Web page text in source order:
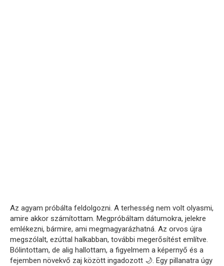
Az agyam próbálta feldolgozni. A terhesség nem volt olyasmi,
amire akkor számítottam. Megpróbáltam dátumokra, jelekre
emlékezni, bármire, ami megmagyarázhatná. Az orvos újra
megszólalt, ezúttal halkabban, további megerősítést említve.
Bólintottam, de alig hallottam, a figyelmem a képernyő és a
fejemben növekvő zaj között ingadozott 🌙. Egy pillanatra úgy